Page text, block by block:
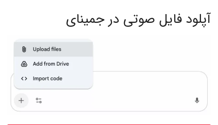
آپلود فایل صوتی در جمینای